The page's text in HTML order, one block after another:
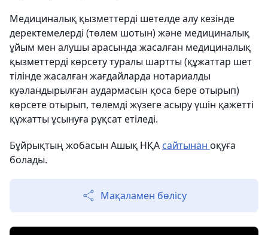
Медициналық қызметтерді шетелде алу кезінде
деректемелерді (төлем шотын) және медициналық
ұйым мен алушы арасында жасалған медициналық
қызметтерді көрсету туралы шартты (құжаттар шет
тілінде жасалған жағдайларда нотариалды
куәландырылған аудармасын қоса бере отырып)
көрсете отырып, төлемді жүзеге асыру үшін қажетті
құжатты ұсынуға рұқсат етіледі.
Бұйрықтың жобасын Ашық НҚА сайтынан оқуға
болады.
Мақаламен бөлісу